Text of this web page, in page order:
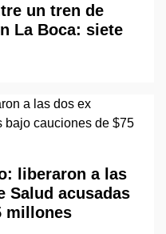
un tren de
La Boca: siete
liberaron a las
Salud acusadas
millones